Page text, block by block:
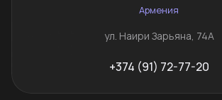
Армения
ул. Наири Зарьяна, 74А
+374 (91) 72-77-20